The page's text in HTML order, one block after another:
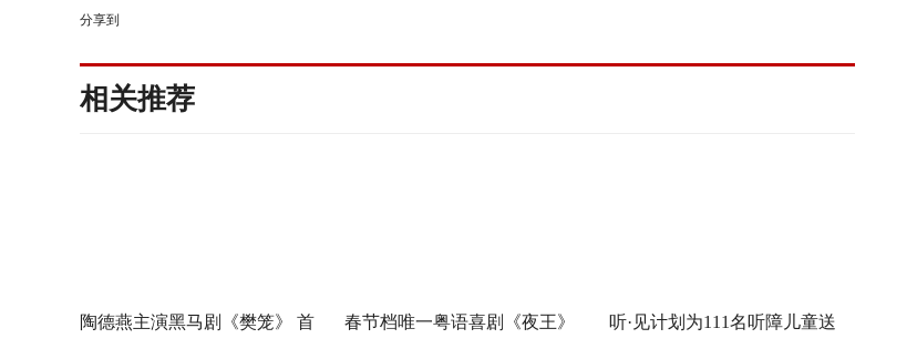
分享到
相关推荐
陶德燕主演黑马剧《樊笼》 首 春节档唯一粤语喜剧《夜王》 听·见计划为111名听障儿童送